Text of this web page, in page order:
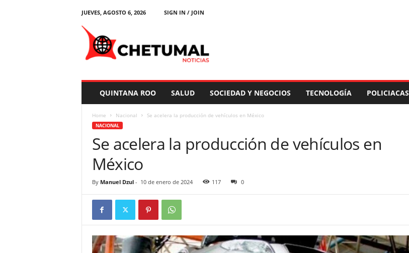
JUEVES, AGOSTO 6, 2026
SIGN IN / JOIN
QUINTANA ROO SALUD SOCIEDAD Y NEGOCIOS TECNOLOGÍA POLICIACAS
Home Nacional Se acelera la producción de vehículos en México
NACIONAL
Se acelera la producción de vehículos en
México
By Manuel Dzul- 10 de enero de 2024 117 0